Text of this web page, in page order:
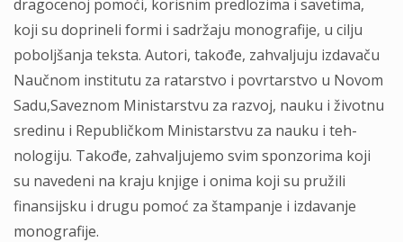
dragocenoj pomoći, korisnim predlozima i savetima,
koji su doprineli formi i sadržaju monografije, u cilju
poboljšanja teksta. Autori, takođe, zahvaljuju izdavaču
Naučnom institutu za ratarstvo i povrtarstvo u Novom
Sadu,Saveznom Ministarstvu za razvoj, nauku i životnu
sredinu i Republičkom Ministarstvu za nauku i teh-
nologiju. Takođe, zahvaljujemo svim sponzorima koji
su navedeni na kraju knjige i onima koji su pružili
finansijsku i drugu pomoć za štampanje i izdavanje
monografije.